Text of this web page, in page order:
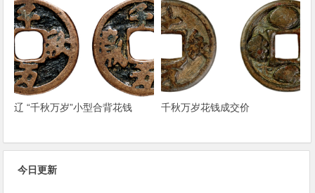
辽 “千秋万岁”小型合背花钱 千秋万岁花钱成交价
今日更新